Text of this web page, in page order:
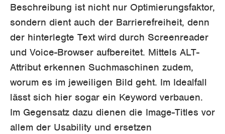
Beschreibung ist nicht nur Optimierungsfaktor,
sondern dient auch der Barrierefreiheit, denn
der hinterlegte Text wird durch Screenreader
und Voice-Browser aufbereitet. Mittels ALT-
Attribut erkennen Suchmaschinen zudem,
worum es im jeweiligen Bild geht. Im Idealfall
lässt sich hier sogar ein Keyword verbauen.
Im Gegensatz dazu dienen die Image-Titles vor
allem der Usability und ersetzen